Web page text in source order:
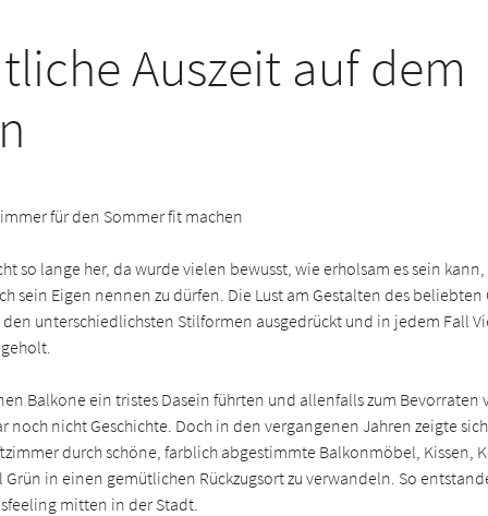
Auszeit auf dem
für den Sommer fit machen
so lange her, da wurde vielen bewusst, wie erholsam es sein
sein Eigen nennen zu dürfen. Die Lust am Gestalten des
den unterschiedlichsten Stilformen ausgedrückt und in jedem Fall
Balkone ein tristes Dasein führten und allenfalls zum Bevorraten
noch nicht Geschichte. Doch in den vergangenen Jahren zeigte
durch schöne, farblich abgestimmte Balkonmöbel, Kissen,
Grün in einen gemütlichen Rückzugsort zu verwandeln. So
mitten in der Stadt.